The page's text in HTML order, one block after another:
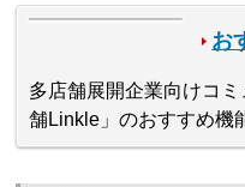
お
多店舗展開企業向けコ
舗Linkle」のおすすめ機